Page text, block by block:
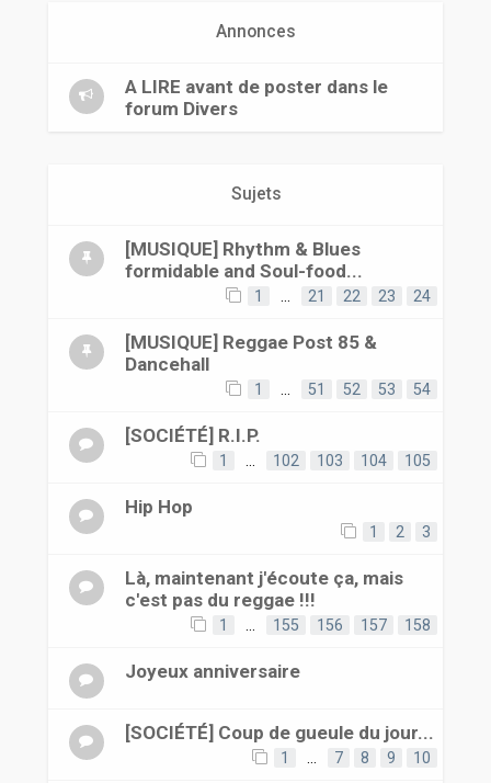
Annonces
A LIRE avant de poster dans le
forum Divers
Sujets
[MUSIQUE] Rhythm & Blues
formidable and Soul-food...
1 21 22 23 24
[MUSIQUE] Reggae Post 85 &
Dancehall
1 51 52 53 54
[SOCIÉTÉ] R.I.P.
1 102 103 104 105
Hip Hop
1 2 3
Là, maintenant j'écoute ça, mais
c'est pas du reggae !!!
1 155 156 157 158
Joyeux anniversaire
[SOCIÉTÉ] Coup de gueule du jour...
1 7 8 9 10